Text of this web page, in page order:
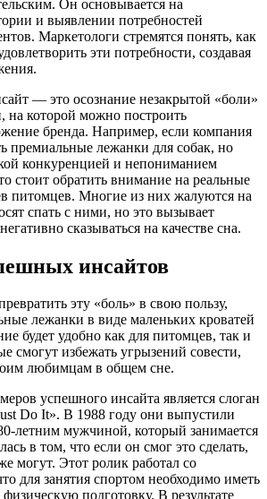
Он основывается на
и выявлении потребностей
Маркетологи стремятся понять, как
эти потребности, создавая
— это осознание незакрытой «боли»
на которой можно построить
бренда. Например, если компания
премиальные лежанки для собак, но
конкуренцией и непониманием
стоит обратить внимание на реальные
питомцев. Многие из них жалуются на
спать с ними, но это вызывает
сказываться на качестве сна.
инсайтов
эту «боль» в свою пользу,
лежанки в виде маленьких кроватей
будет удобно как для питомцев, так и
смогут избежать угрызений совести,
любимцам в общем сне.
успешного инсайта является слоган
Do It». В 1988 году они выпустили
летним мужчиной, который занимается
в том, что если он смог это сделать,
могут. Этот ролик работал со
для занятия спортом необходимо иметь
подготовку. В результате